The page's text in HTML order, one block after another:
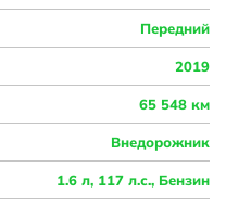
Передний
2019
65 548 км
Внедорожник
1.6 л, 117 л.с., Бензин